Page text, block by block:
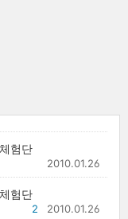
험단
2010.01.26
험단
2010.01.26
2